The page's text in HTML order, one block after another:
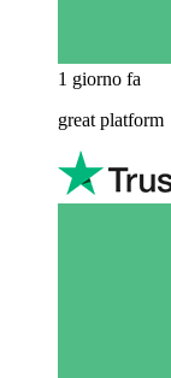
1 giorno fa
great platform